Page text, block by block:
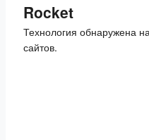
Rocket
Технология обнаружена
сайтов.